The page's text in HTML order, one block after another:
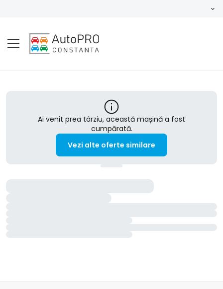
Ai venit prea târziu, această mașină a fost
cumpărată.
Vezi alte oferte similare